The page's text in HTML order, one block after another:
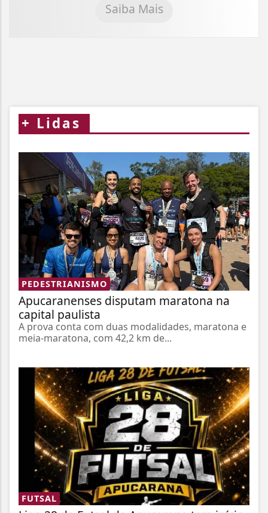
Saiba Mais
+ Lidas
PEDESTRIANISMO
Apucaranenses disputam maratona na
capital paulista
A prova conta com duas modalidades, maratona e
meia-maratona, com 42,2 km de...
FUTSAL